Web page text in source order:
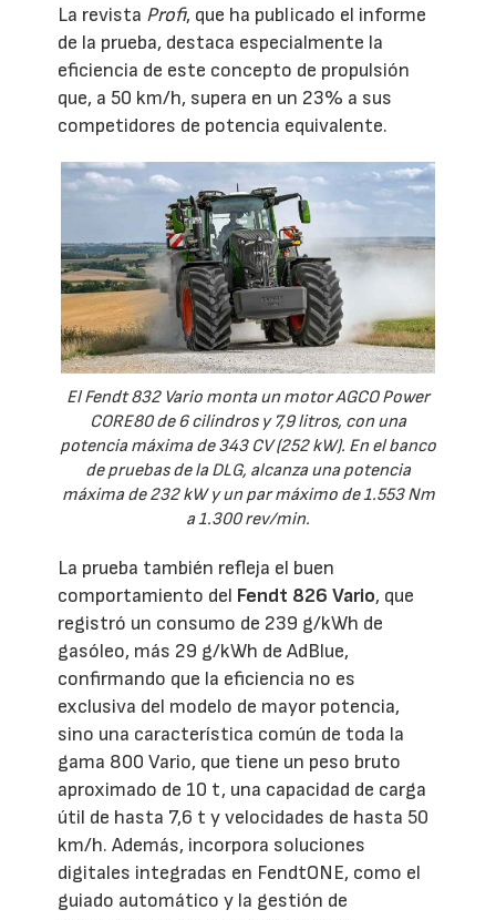
La revista Profi, que ha publicado el informe
de la prueba, destaca especialmente la
eficiencia de este concepto de propulsión
que, a 50 km/h, supera en un 23% a sus
competidores de potencia equivalente.
El Fendt 832 Vario monta un motor AGCO Power
CORE80 de 6 cilindros y 7,9 litros, con una
potencia máxima de 343 CV (252 kW). En el banco
de pruebas de la DLG, alcanza una potencia
máxima de 232 kW y un par máximo de 1.553 Nm
a 1.300 rev/min.
La prueba también refleja el buen
comportamiento del Fendt 826 Vario, que
registró un consumo de 239 g/kWh de
gasóleo, más 29 g/kWh de AdBlue,
confirmando que la eficiencia no es
exclusiva del modelo de mayor potencia,
sino una característica común de toda la
gama 800 Vario, que tiene un peso bruto
aproximado de 10 t, una capacidad de carga
útil de hasta 7,6 t y velocidades de hasta 50
km/h. Además, incorpora soluciones
digitales integradas en FendtONE, como el
guiado automático y la gestión de